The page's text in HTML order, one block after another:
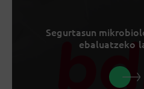
Segurtasun
ebaluatzeko